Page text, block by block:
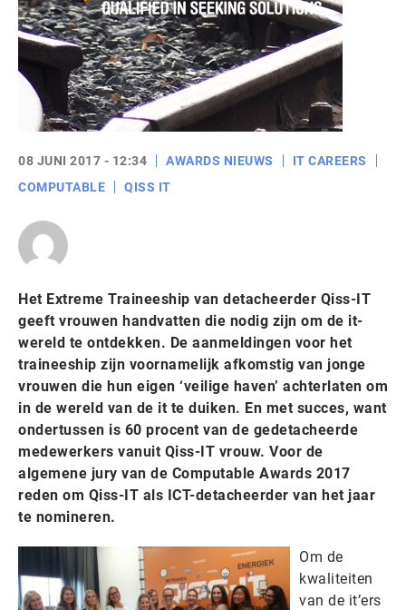
08 JUNI 2017 - 12:34 AWARDS NIEUWS
IT CAREERS
COMPUTABLE
QISS IT
Het Extreme Traineeship van detacheerder Qiss-IT
geeft vrouwen handvatten die nodig zijn om de it-
wereld te ontdekken. De aanmeldingen voor het
traineeship zijn voornamelijk afkomstig van jonge
vrouwen die hun eigen ‘veilige haven’ achterlaten om
in de wereld van de it te duiken. En met succes, want
ondertussen is 60 procent van de gedetacheerde
medewerkers vanuit Qiss-IT vrouw. Voor de
algemene jury van de Computable Awards 2017
reden om Qiss-IT als ICT-detacheerder van het jaar
te nomineren.
Om de
kwaliteiten
van de it’ers